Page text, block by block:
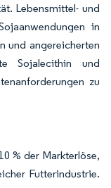
Lebensmittel- und
in
und angereicherten
Sojalecithin und
zu
% der Markterlöse,
Futterindustrie.